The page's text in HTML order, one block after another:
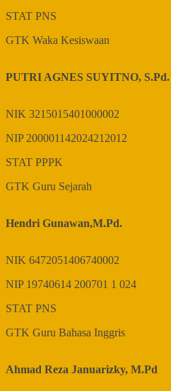
STAT PNS
GTK Waka Kesiswaan
PUTRI AGNES SUYITNO, S.Pd.
NIK 3215015401000002
NIP200001142024212012
STAT PPPK
GTK Guru Sejarah
Hendri Gunawan,M.Pd.
NIK 6472051406740002
NIP 19740614 200701 1 024
STAT PNS
GTK Guru Bahasa Inggris
Ahmad Reza Januarizky, M.Pd